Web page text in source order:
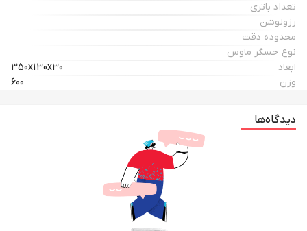
تعداد باتری
رزولوشن
محدوده دقت
نوع حسگر ماوس
ابعاد
350x130x30
وزن
600
دیدگاه‌ها